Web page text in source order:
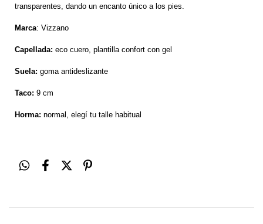
transparentes, dando un encanto único a los pies.
Marca: Vizzano
Capellada: eco cuero, plantilla confort con gel
Suela: goma antideslizante
Taco: 9 cm
Horma: normal, elegí tu talle habitual